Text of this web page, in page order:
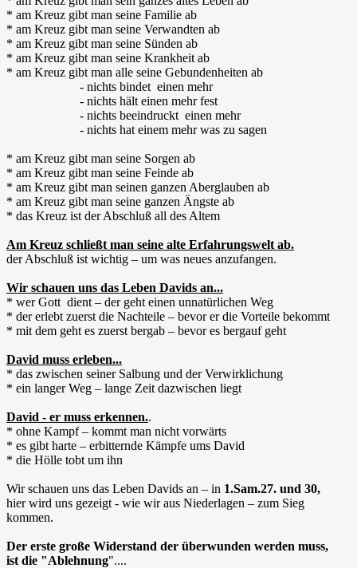
* am Kreuz gibt man seine Familie ab
* am Kreuz gibt man seine Verwandten ab
* am Kreuz gibt man seine Sünden ab
* am Kreuz gibt man seine Krankheit ab
* am Kreuz gibt man alle seine Gebundenheiten ab
- nichts bindet einen mehr
- nichts hält einen mehr fest
- nichts beeindruckt einen mehr
- nichts hat einem mehr was zu sagen
* am Kreuz gibt man seine Sorgen ab
* am Kreuz gibt man seine Feinde ab
* am Kreuz gibt man seinen ganzen Aberglauben ab
* am Kreuz gibt man seine ganzen Ängste ab
* das Kreuz ist der Abschluß all des Altem
Am Kreuz schließt man seine alte Erfahrungswelt ab.
der Abschluß ist wichtig – um was neues anzufangen.
Wir schauen uns das Leben Davids an...
* wer Gott dient – der geht einen unnatürlichen Weg
* der erlebt zuerst die Nachteile – bevor er die Vorteile bekommt
* mit dem geht es zuerst bergab – bevor es bergauf geht
David muss erleben...
* das zwischen seiner Salbung und der Verwirklichung
* ein langer Weg – lange Zeit dazwischen liegt
David - er muss erkennen..
* ohne Kampf – kommt man nicht vorwärts
* es gibt harte – erbitternde Kämpfe ums David
* die Hölle tobt um ihn
Wir schauen uns das Leben Davids an – in 1.Sam.27. und 30,
hier wird uns gezeigt - wie wir aus Niederlagen – zum Sieg
kommen.
Der erste große Widerstand der überwunden werden muss,
ist die "Ablehnung"....